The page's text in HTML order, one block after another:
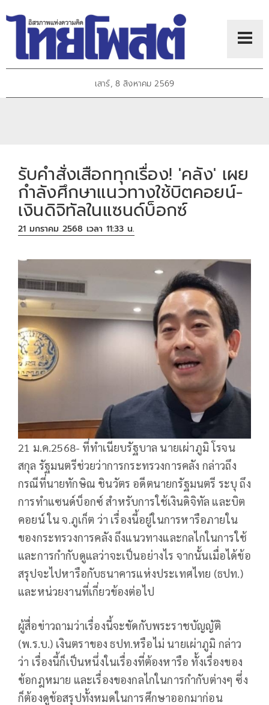
เสาร์, 8 สิงหาคม 2569
รับคำสั่งเสือกทุกเรื่อง! 'คลัง' เผย
กำลังศึกษาแนวทางใช้บิตคอยน์-
เงินดิจิทัลในแซนด์บ็อกซ์
21 มกราคม 2568 เวลา 11:33 น.
21 ม.ค.2568- ที่ทำเนียบรัฐบาล นายเผ่าภูมิ โรจน
สกุล รัฐมนตรีช่วยว่าการกระทรวงการคลัง กล่าวถึง
กรณีที่นายทักษิณ ชินวัตร อดีตนายกรัฐมนตรี ระบุ ถึง
การทำแซนด์บ็อกซ์ สำหรับการใช้เงินดิจิทัล และบิต
คอยน์ ใน จ.ภูเก็ต ว่า เรื่องนี้อยู่ในการหารือภายใน
ของกระทรวงการคลัง ถึงแนวทางและกลไกในการใช้
และการกำกับดูแลว่าจะเป็นอย่างไร จากนั้นเมื่อได้ข้อ
สรุปจะไปหารือกับธนาคารแห่งประเทศไทย (ธปท.)
และหน่วยงานที่เกี่ยวข้องต่อไป
ผู้สื่อข่าวถามว่าเรื่องนี้จะขัดกับพระราชบัญญัติ
(พ.ร.บ.) เงินตราของ ธปท.หรือไม่ นายเผ่าภูมิ กล่าว
ว่า เรื่องนี้ก็เป็นหนึ่งในเรื่องที่ต้องหารือ ทั้งเรื่องของ
ข้อกฎหมาย และเรื่องของกลไกในการกำกับต่างๆ ซึ่ง
ก็ต้องดูข้อสรุปทั้งหมดในการศึกษาออกมาก่อน